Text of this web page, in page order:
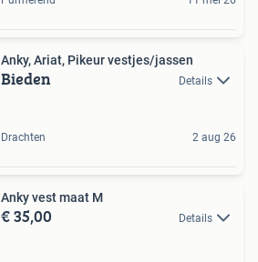
Anky, Ariat, Pikeur vestjes/jassen
Bieden Details
Drachten 2 aug 26
Anky vest maat M
€ 35,00 Details